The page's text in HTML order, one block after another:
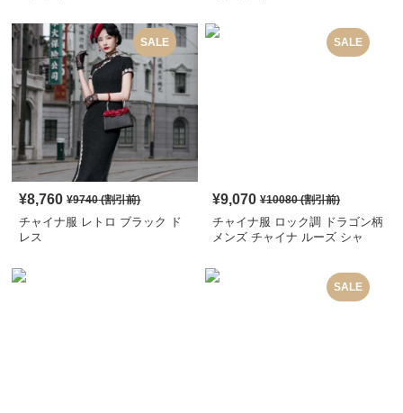
SALE
¥8,760 ¥9740(割引前)
チャイナ服 レトロ ブラック ド
レス
SALE
¥9,070 ¥10080(割引前)
チャイナ服 ロック調 ドラゴン柄
メンズ チャイナ ルーズ シャ
SALE